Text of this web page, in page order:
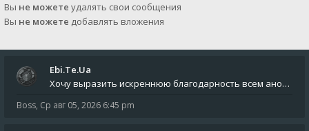
Вы не можете удалять свои сообщения
Вы не можете добавлять вложения
Ebi.Te.Ua
Хочу выразить искреннюю благодарность всем анонимным пользователям, которые поддержали наше сообщество финансово. Благод
Boss, Ср авг 05, 2026 6:45 pm